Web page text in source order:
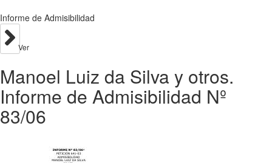
Informe de Admisibilidad
Ver
Manoel Luiz da Silva y otros.
Informe de Admisibilidad Nº
83/06